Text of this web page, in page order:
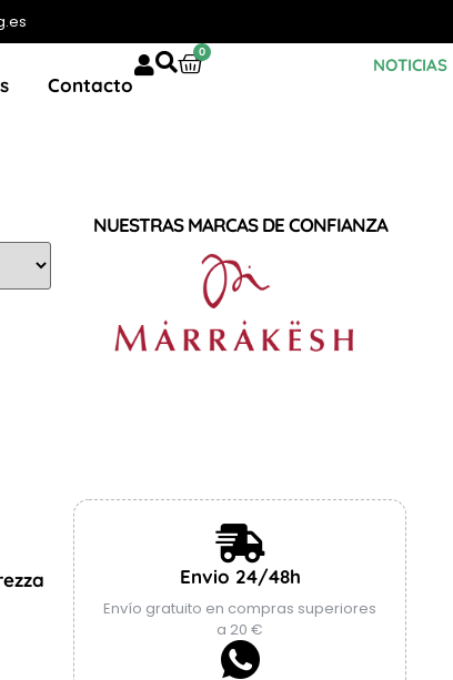
Contacto
0
NOTICIAS
NUESTRAS MARCAS DE CONFIANZA
Envio 24/48h
Envío gratuito en compras superiores
a 20 €